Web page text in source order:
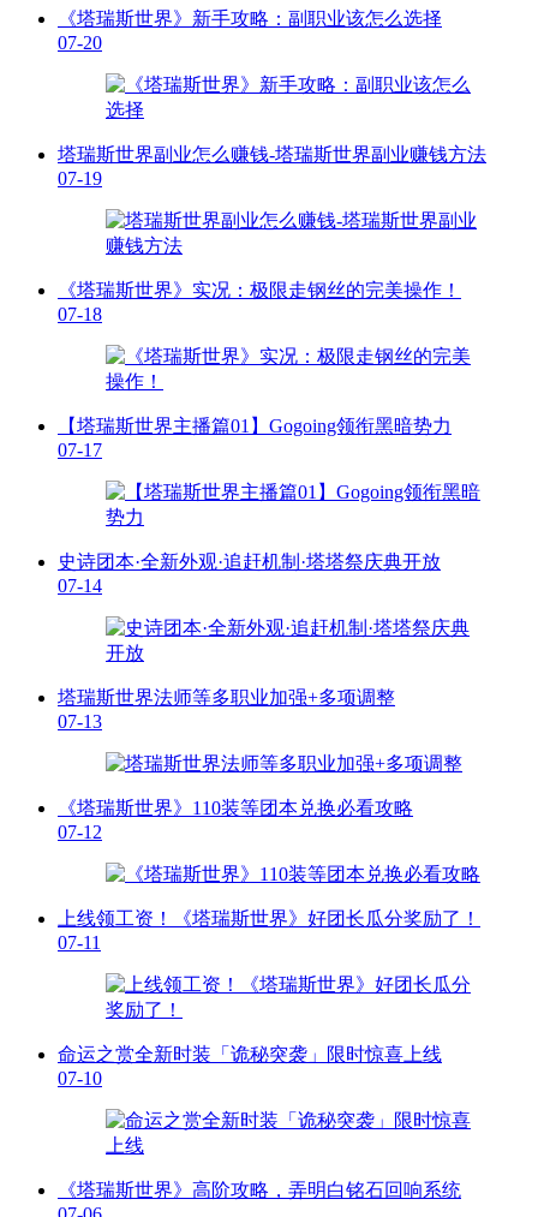
《塔瑞斯世界》新手攻略：副职业该怎么选择
07-20
塔瑞斯世界副业怎么赚钱-塔瑞斯世界副业赚钱方法
07-19
《塔瑞斯世界》实况：极限走钢丝的完美操作！
07-18
【塔瑞斯世界主播篇01】Gogoing领衔黑暗势力
07-17
史诗团本·全新外观·追赶机制·塔塔祭庆典开放
07-14
塔瑞斯世界法师等多职业加强+多项调整
07-13
《塔瑞斯世界》110装等团本兑换必看攻略
07-12
上线领工资！《塔瑞斯世界》好团长瓜分奖励了！
07-11
命运之赏全新时装「诡秘突袭」限时惊喜上线
07-10
《塔瑞斯世界》高阶攻略，弄明白铭石回响系统